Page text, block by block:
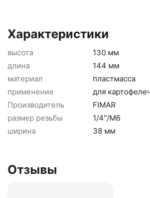
Характеристики
высота
130 мм
длина
144 мм
материал
пластмасса
применение
для
Производитель
FIMAR
размер резьбы
1/4"/M6
ширина
38 мм
Отзывы